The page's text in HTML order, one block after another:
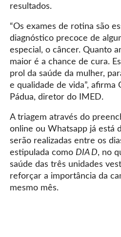
resultados.
“Os exames de rotina são
diagnóstico precoce de
especial, o câncer. Quanto
maior é a chance de cura.
prol da saúde da mulher,
e qualidade de vida”, afirma
Pádua, diretor do IMED.
A triagem através do
online ou Whatsapp já está
serão realizadas entre os
estipulada como DIA D, no
saúde das três unidades
reforçar a importância da
mesmo mês.